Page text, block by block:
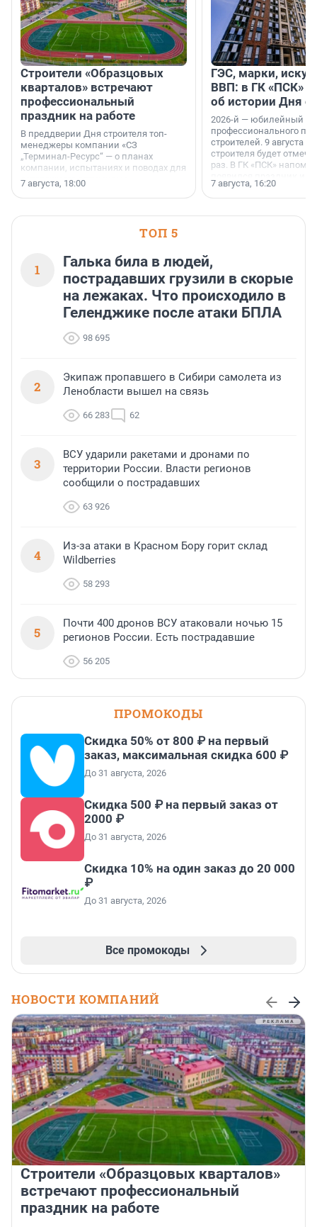
Строители «Образцовых
кварталов» встречают
профессиональный
праздник на работе
В преддверии Дня строителя топ-
менеджеры компании «СЗ
„Терминал-Ресурс“ — о планах
компании, испытаниях и поводах для
осторожного оптимизма.
7 августа, 18:00
ГЭС, марки,
ВВП: в ГК «ПСК»
об истории Дня
2026-й — юбилейный
профессионального
строителей. 9 августа
строителя будет
раз. В ГК «ПСК»
поменялась роль
7 августа, 16:20
ТОП 5
1
Галька била в людей,
пострадавших грузили в скорые
на лежаках. Что происходило в
Геленджике после атаки БПЛА
98 695
2
Экипаж пропавшего в Сибири самолета из
Ленобласти вышел на связь
66 283 62
3
ВСУ ударили ракетами и дронами по
территории России. Власти регионов
сообщили о пострадавших
63 926
4
Из-за атаки в Красном Бору горит склад
Wildberries
58 293
5
Почти 400 дронов ВСУ атаковали ночью 15
регионов России. Есть пострадавшие
56 205
ПРОМОКОДЫ
Скидка 50% от 800 ₽ на первый
заказ, максимальная скидка 600 ₽
До 31 августа, 2026
Скидка 500 ₽ на первый заказ от
2000 ₽
До 31 августа, 2026
Скидка 10% на один заказ до 20 000
₽
До 31 августа, 2026
Все промокоды
НОВОСТИ КОМПАНИЙ
Строители «Образцовых кварталов»
встречают профессиональный
праздник на работе